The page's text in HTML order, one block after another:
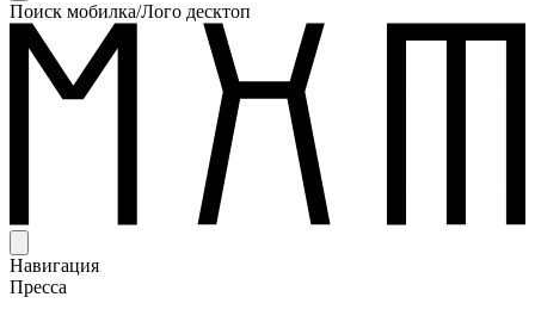
Поиск мобилка/Лого десктоп
Навигация
Пресса